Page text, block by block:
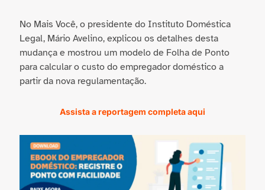
No Mais Você, o presidente do Instituto Doméstica
Legal, Mário Avelino, explicou os detalhes desta
mudança e mostrou um modelo de Folha de Ponto
para calcular o custo do empregador doméstico a
partir da nova regulamentação.
Assista a reportagem completa aqui